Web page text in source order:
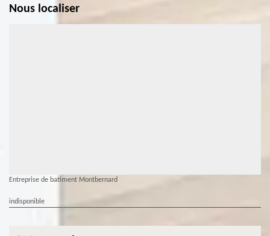
Nous localiser
Entreprise de batiment Montbernard
indisponible